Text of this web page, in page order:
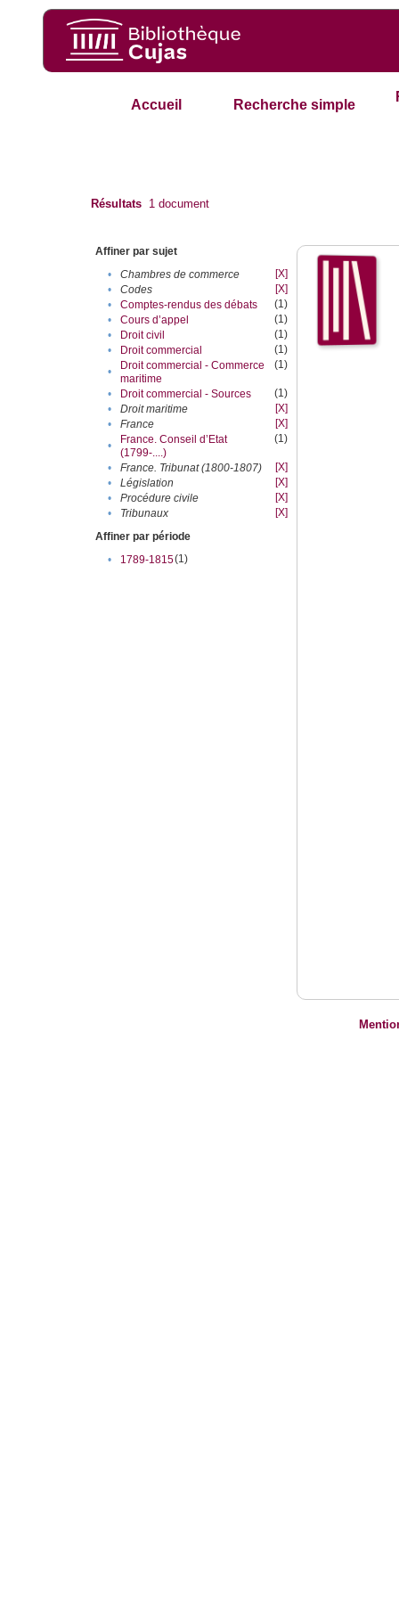
Accueil Recherche simple
Résultats 1 document
Affiner par sujet
•
Chambres de commerce
[X]
•
Codes
[X]
•
Comptes-rendus des débats
(1)
•
Cours d’appel
(1)
•
Droit civil
(1)
•
Droit commercial
(1)
•
Droit commercial - Commerce
maritime
(1)
• Droit commercial - Sources
(1)
•
Droit maritime
[X]
•
France
[X]
•
France. Conseil d’Etat
(1799-....)
(1)
• France. Tribunat (1800-1807)
[X]
•
Législation
[X]
•
Procédure civile
[X]
•
Tribunaux
[X]
Affiner par période
•
1789-1815(1)